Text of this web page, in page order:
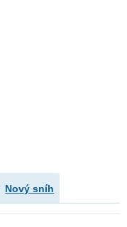
Nový sníh